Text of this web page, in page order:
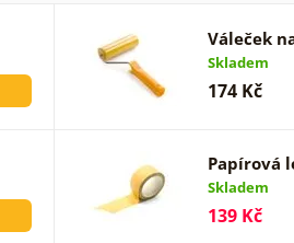
Váleček
Skladem
174 Kč
Papírová
Skladem
139 Kč